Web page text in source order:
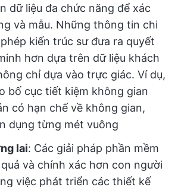
dữ liệu đa chức năng để xác
và mẫu. Những thông tin chi
kiến trúc sư đưa ra quyết
hơn dựa trên dữ liệu khách
chỉ dựa vào trực giác. Ví dụ,
bố cục tiết kiệm không gian
có hạn chế về không gian,
dụng từng mét vuông
lai: Các giải pháp phần mềm
và chính xác hơn con người
việc phát triển các thiết kế